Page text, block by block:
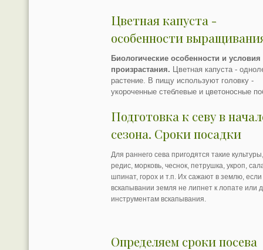
Цветная капуста -
особенности
Биологические особенности и условия
произрастания. Цветная капуста -
растение. В пищу используют головку -
укороченные стеблевые и цветоносные
Подготовка к севу в
сезона. Сроки посадки
Для раннего сева пригодятся такие
редис, морковь, чеснок, петрушка, укроп,
шпинат, горох и т.п. Их сажают в землю,
вскапывании земля не липнет к лопате или
инструментам вскапывания.
Определяем сроки посева